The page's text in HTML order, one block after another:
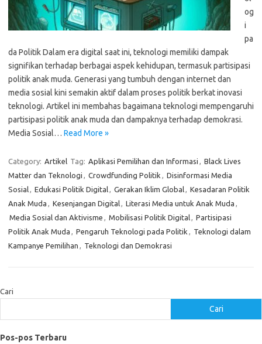
og
i
pa
da Politik Dalam era digital saat ini, teknologi memiliki dampak
signifikan terhadap berbagai aspek kehidupan, termasuk partisipasi
politik anak muda. Generasi yang tumbuh dengan internet dan
media sosial kini semakin aktif dalam proses politik berkat inovasi
teknologi. Artikel ini membahas bagaimana teknologi mempengaruhi
partisipasi politik anak muda dan dampaknya terhadap demokrasi.
Media Sosial… Read More »
Category: Artikel Tag: Aplikasi Pemilihan dan Informasi , Black Lives
Matter dan Teknologi , Crowdfunding Politik , Disinformasi Media
Sosial, Edukasi Politik Digital, Gerakan Iklim Global, Kesadaran Politik
Anak Muda , Kesenjangan Digital, Literasi Media untuk Anak Muda ,
Media Sosial dan Aktivisme , Mobilisasi Politik Digital, Partisipasi
Politik Anak Muda , Pengaruh Teknologi pada Politik , Teknologi dalam
Kampanye Pemilihan , Teknologi dan Demokrasi
Cari
Cari
Pos-pos Terbaru